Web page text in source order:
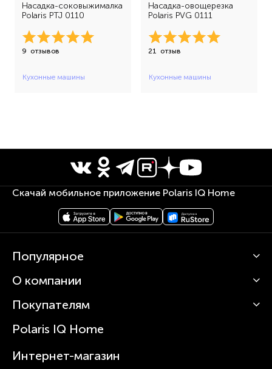
Насадка-соковыжималка
Polaris PTJ 0110
9 отзывов
Кухонные машины
Насадка-овощерезка
Polaris PVG 0111
21 отзыв
Кухонные машины
Скачай мобильное приложение Polaris IQ Home
Популярное
Кофемашины
Вертикальные пылесосы
Зубные щетки и ирригаторы
Увлажнители
О компании
О Polaris
Статьи
Покупателям
Сервисные центры
Где купить
Polaris IQ Home
Интернет-магазин